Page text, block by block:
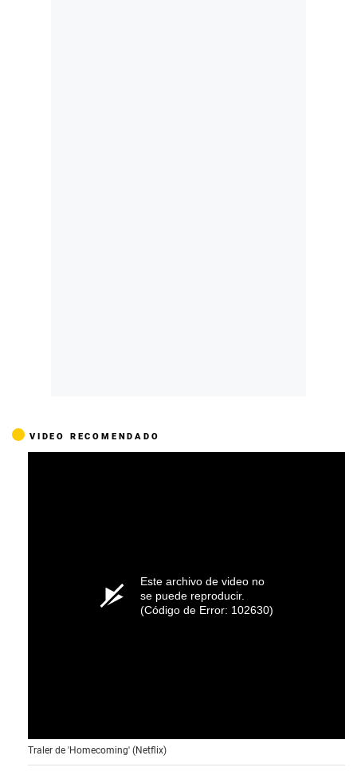
VIDEO RECOMENDADO
Este archivo de video no
se puede reproducir.
(Código de Error: 102630)
Traler de 'Homecoming' (Netflix)